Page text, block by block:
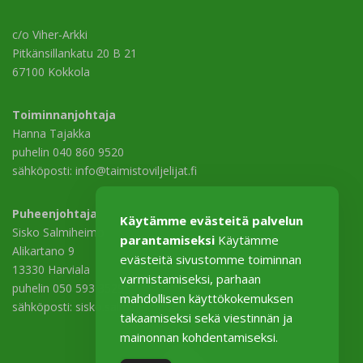
c/o Viher-Arkki
Pitkänsillankatu 20 B 21
67100 Kokkola
Toiminnanjohtaja
Hanna Tajakka
puhelin 040 860 9520
sähköposti: info@taimistoviljelijat.fi
Puheenjohtaja
Sisko Salmiheimo
Alikartano 9
13330 Harviala
puhelin 050 593 3529
sähköposti: sisko.salmiheimo@harviala.fi
Käytämme evästeitä palvelun
parantamiseksi Käytämme
evästeitä sivustomme toiminnan
varmistamiseksi, parhaan
mahdollisen käyttökokemuksen
takaamiseksi sekä viestinnän ja
mainonnan kohdentamiseksi.